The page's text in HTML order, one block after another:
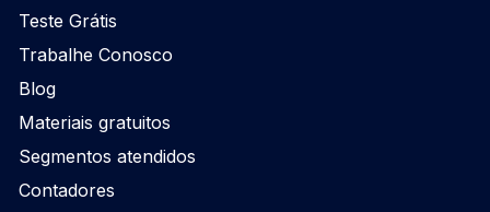
Teste Grátis
Trabalhe Conosco
Blog
Materiais gratuitos
Segmentos atendidos
Contadores